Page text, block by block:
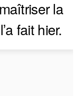
la
fait hier.